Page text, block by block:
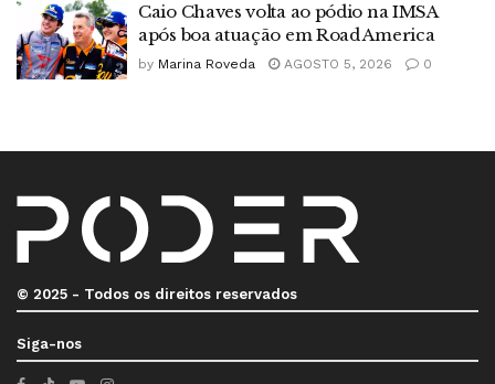
Caio Chaves volta ao pódio na IMSA
após boa atuação em Road America
by Marina Roveda AGOSTO 5, 2026 0
© 2025 - Todos os direitos reservados
Siga-nos